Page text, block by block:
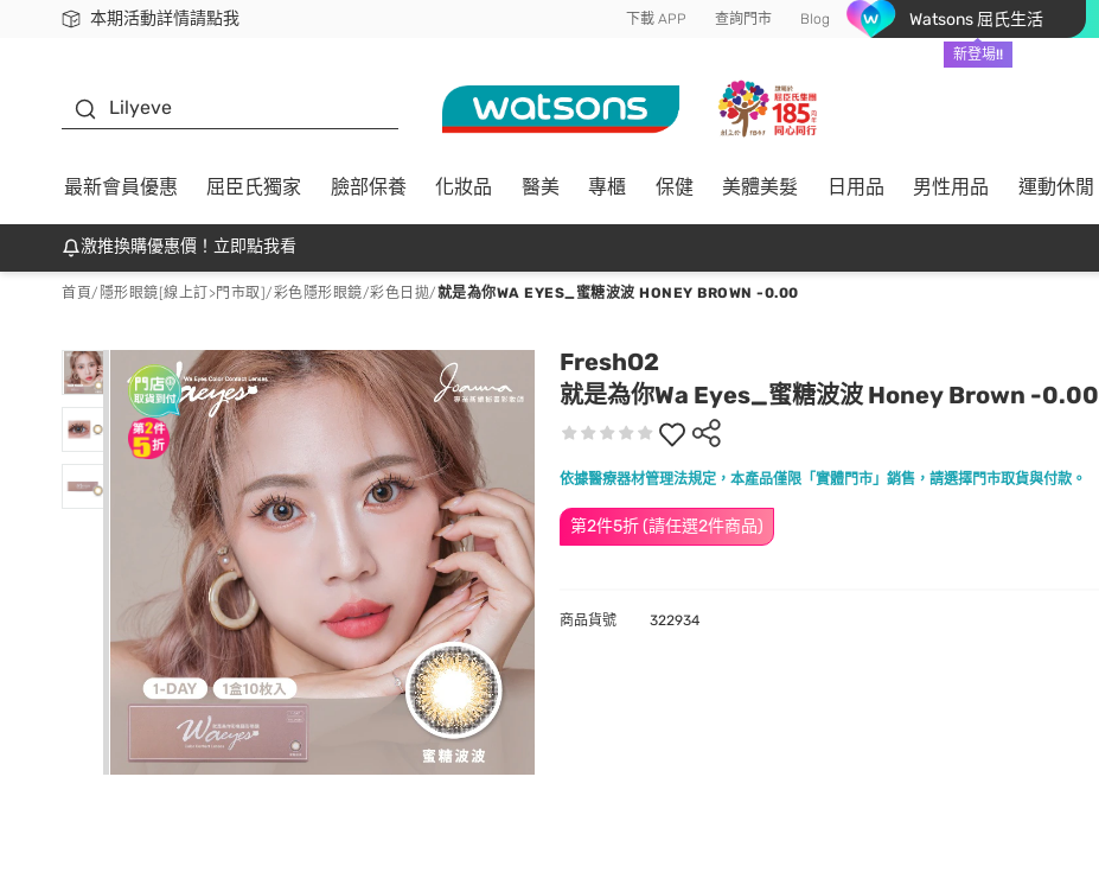
本期活動詳情請點我
下載app最高回饋$350 下載 APP 查詢門市 Blog Watsons 屈氏生活
新登場!!
Lilyeve
最新會員優惠 屈臣氏獨家 臉部保養 化妝品 醫美 專櫃 保健 美體美髮 日用品 男性用品 運動休閒
激推換購優惠價！立即點我看
首頁/ 隱形眼鏡[線上訂>門市取]/彩色隱形眼鏡/彩色日拋/就是為你WA EYES_蜜糖波波 HONEY BROWN -0.00
FreshO2
就是為你Wa Eyes_蜜糖波波 Honey Brown -0.00
依據醫療器材管理法規定，本產品僅限「實體門市」銷售，請選擇門市取貨與付款。
第2件5折 (請任選2件商品)
商品貨號 322934